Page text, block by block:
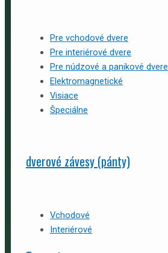
Pre vchodové dvere
Pre interiérové dvere
Pre núdzové a panikové dvere
Elektromagnetické
Visiace
Špeciálne
dverové závesy (pánty)
Vchodové
Interiérové